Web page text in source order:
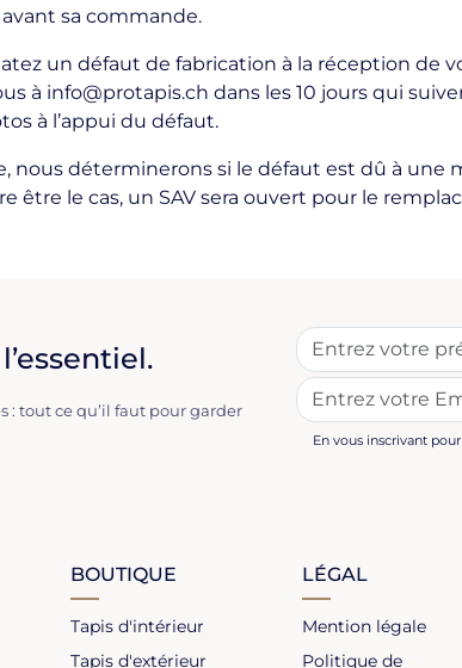
sa commande.
un défaut de fabrication à la réception de
à info@protapis.ch dans les 10 jours qui
à l’appui du défaut.
nous déterminerons si le défaut est dû à une
être le cas, un SAV sera ouvert pour le
: tout ce qu’il faut pour garder
En vous inscrivant
BOUTIQUE
Tapis d'intérieur
Tapis d'extérieur
LÉGAL
Mention légale
Politique de